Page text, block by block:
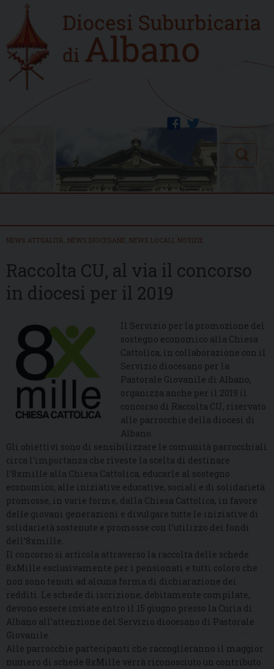
content
Home
new
twitter
facebook
Search
NEWS ATTUALITÀ NEWS DIOCESANE NEWS LOCALI NOTIZIE
Raccolta CU, al via il concorso
in diocesi per il 2019
Il Servizio per la promozione del
sostegno economico alla Chiesa
Cattolica, in collaborazione con il
Servizio diocesano per la
Pastorale Giovanile di Albano,
organizza anche per il 2019 il
concorso di Raccolta CU, riservato
alle parrocchie della diocesi di
Albano.
Gli obiettivi sono di sensibilizzare le comunità parrocchiali
circa l’importanza che riveste la scelta di destinare
l’8xmille alla Chiesa Cattolica, educarle al sostegno
economico, alle iniziative educative, sociali e di solidarietà
promosse, in varie forme, dalla Chiesa Cattolica, in favore
delle giovani generazioni e divulgare tutte le iniziative di
solidarietà sostenute e promosse con l’utilizzo dei fondi
dell’8xmille.
Il concorso si articola attraverso la raccolta delle schede
8xMille esclusivamente per i pensionati e tutti coloro che
non sono tenuti ad alcuna forma di dichiarazione dei
redditi. Le schede di iscrizione, debitamente compilate,
devono essere inviate entro il 15 giugno presso la Curia di
Albano all’attenzione del Servizio diocesano di Pastorale
Giovanile.
Alle parrocchie partecipanti che raccoglieranno il maggior
numero di schede 8xMille verrà riconosciuto un contributo